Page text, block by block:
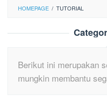
HOMEPAGE / TUTORIAL
Berikut ini merupakan
mungkin membantu